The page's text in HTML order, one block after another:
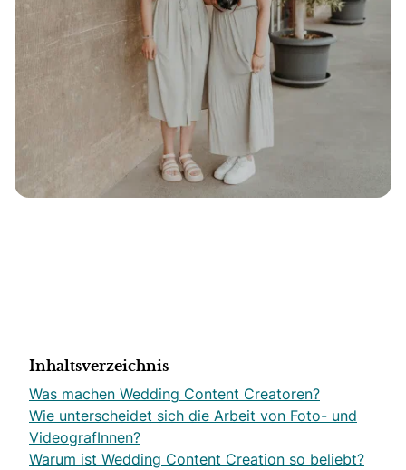
Inhaltsverzeichnis
Was machen Wedding Content Creatoren?
Wie unterscheidet sich die Arbeit von Foto- und
VideografInnen?
Warum ist Wedding Content Creation so beliebt?